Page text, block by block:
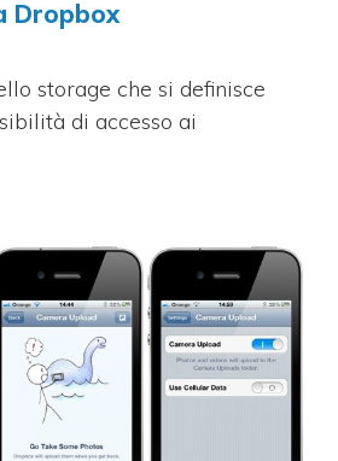
Dropbox
storage che si definisce
di accesso ai